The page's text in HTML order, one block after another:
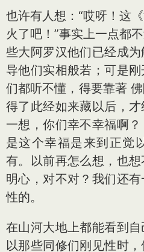
也许有人想：“哎呀！这
火了吧！”事实上一点都
些大阿罗汉他们已经成
导他们实相般若；可是
们都听不懂，得要靠著
得了此经如来藏以后，
一想，你们幸不幸福啊
是这个幸福是来到正觉
有。以前再怎么想，也
明心，对不对？我们还
性的。
在山河大地上都能看到
以那些同修们刚见性时